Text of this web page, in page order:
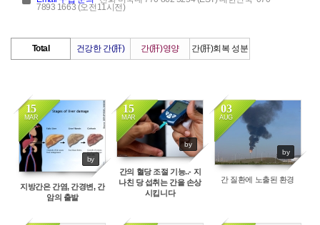
7893 1663 (오전11시전)
Total 건강한 간(肝) 간(肝)영양 간(肝)회복 성분
15
MAR
by
지방간은 간염, 간경변, 간
암의 출발
15
MAR
by
18270
간의 혈당 조절 기능..- 지
나친 당 섭취는 간을 손상
시킵니다
03
AUG
by
37104
간 질환에 노출된 환경